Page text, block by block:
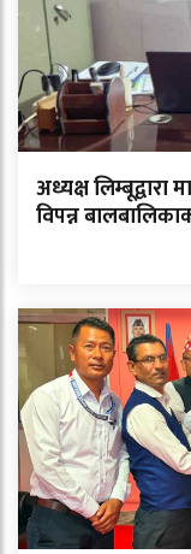
अध्यक्ष
विपन्न